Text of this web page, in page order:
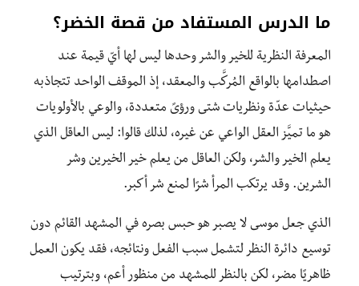
ما الدرس المستفاد من قصة الخضر؟
المعرفة النظرية للخير والشر وحدها ليس لها أيّ قيمة عند
اصطدامها بالواقع المُركَّب والمعقد، إذ الموقف الواحد تتجاذبه
حيثيات عدّة ونظريات شتى ورؤىً متعددة، والوعي بالأولويات
هو ما تميَّز العقل الواعي عن غيره، لذلك قالوا: ليس العاقل الذي
يعلم الخير والشر، ولكن العاقل من يعلم خير الخيرين وشر
الشرين. وقد يرتكب المرأ شرًا لمنع شر أكبر.
الذي جعل موسى لا يصبر هو حبس بصره في المشهد القائم دون
توسيع دائرة النظر لتشمل سبب الفعل ونتائجه، فقد يكون العمل
ظاهريًا مضر، لكن بالنظر للمشهد من منظور أعم، وبترتيب